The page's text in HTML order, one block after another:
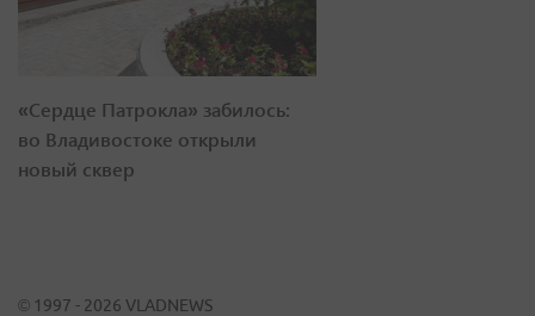
«Сердце Патрокла» забилось:
во Владивостоке открыли
новый сквер
© 1997 - 2026 VLADNEWS